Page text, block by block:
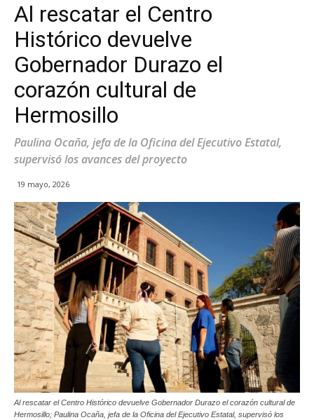
Al rescatar el Centro
Histórico devuelve
Gobernador Durazo el
corazón cultural de
Hermosillo
Paulina Ocaña, jefa de la Oficina del Ejecutivo Estatal,
supervisó los avances del proyecto
19 mayo, 2026
Al rescatar el Centro Histórico devuelve Gobernador Durazo el corazón cultural de
Hermosillo; Paulina Ocaña, jefa de la Oficina del Ejecutivo Estatal, supervisó los